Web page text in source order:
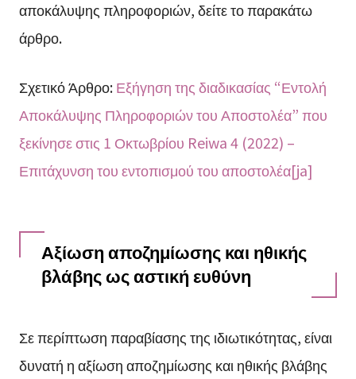
αποκάλυψης πληροφοριών, δείτε το παρακάτω
άρθρο.
Σχετικό Άρθρο:Εξήγηση της διαδικασίας “Εντολή
Αποκάλυψης Πληροφοριών του Αποστολέα” που
ξεκίνησε στις 1 Οκτωβρίου Reiwa 4 (2022) –
Επιτάχυνση του εντοπισμού του αποστολέα[ja]
Αξίωση αποζημίωσης και ηθικής
βλάβης ως αστική ευθύνη
Σε περίπτωση παραβίασης της ιδιωτικότητας, είναι
δυνατή η αξίωση αποζημίωσης και ηθικής βλάβης